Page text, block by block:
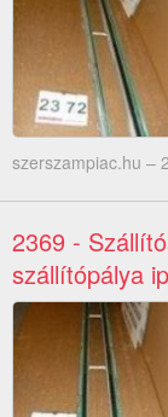
szerszampiac.hu –
2369 -
szállítópálya